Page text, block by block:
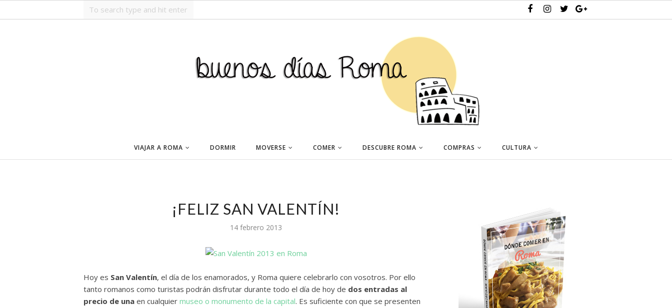
VIAJAR A ROMA DORMIR MOVERSE COMER DESCUBRE ROMA COMPRAS CULTURA
¡FELIZ SAN VALENTÍN!
14 febrero 2013
Hoy es San Valentín, el día de los enamorados, y Roma quiere celebrarlo con vosotros. Por ello
tanto romanos como turistas podrán disfrutar durante todo el día de hoy de dos entradas al
precio de una en cualquier museo o monumento de la capital. Es suficiente con que se presenten